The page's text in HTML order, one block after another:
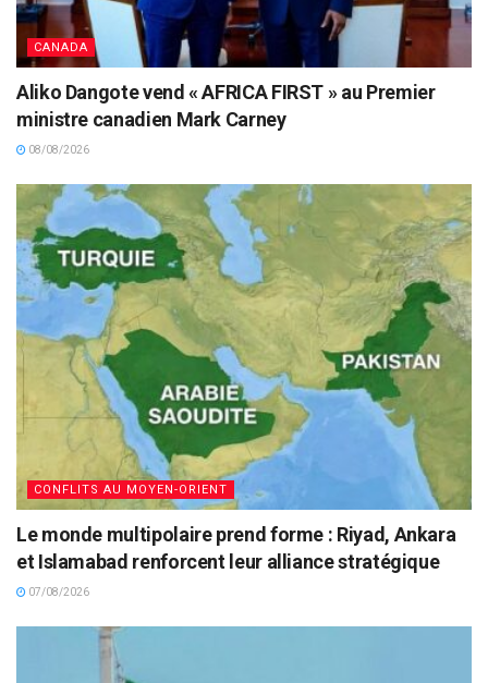
CANADA
Aliko Dangote vend « AFRICA FIRST » au Premier
ministre canadien Mark Carney
08/08/2026
CONFLITS AU MOYEN-ORIENT
Le monde multipolaire prend forme : Riyad, Ankara
et Islamabad renforcent leur alliance stratégique
07/08/2026